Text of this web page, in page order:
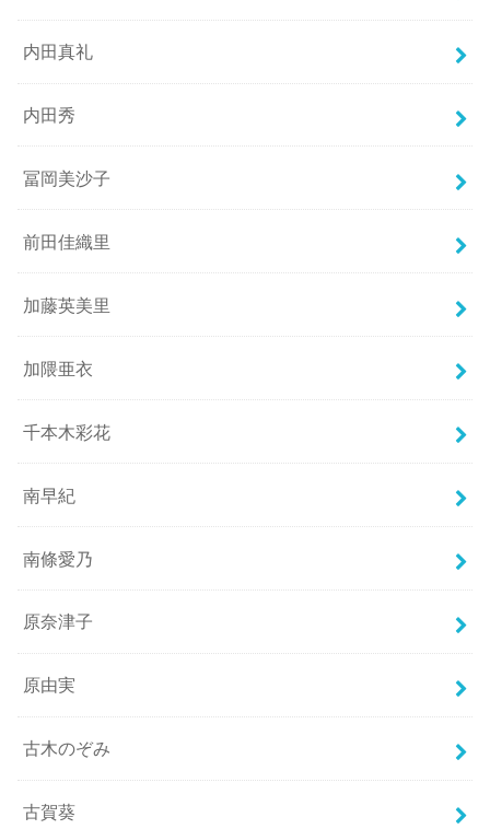
内田真礼
内田秀
冨岡美沙子
前田佳織里
加藤英美里
加隈亜衣
千本木彩花
南早紀
南條愛乃
原奈津子
原由実
古木のぞみ
古賀葵